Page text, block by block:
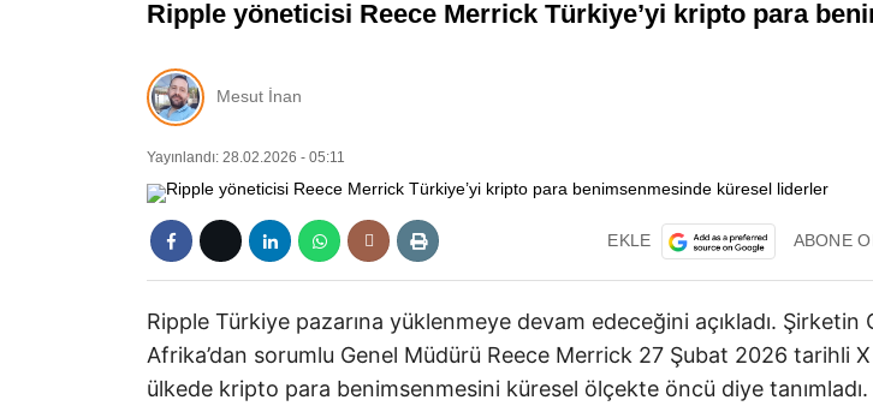
Ripple yöneticisi Reece Merrick Türkiye’yi kripto para
Mesut İnan
Yayınlandı: 28.02.2026 - 05:11
EKLE ABONE
Ripple Türkiye pazarına yüklenmeye devam edeceğini açıkladı. Şirketin
Afrika’dan sorumlu Genel Müdürü Reece Merrick 27 Şubat 2026 tarihli X
ülkede kripto para benimsenmesini küresel ölçekte öncü diye tanımladı.